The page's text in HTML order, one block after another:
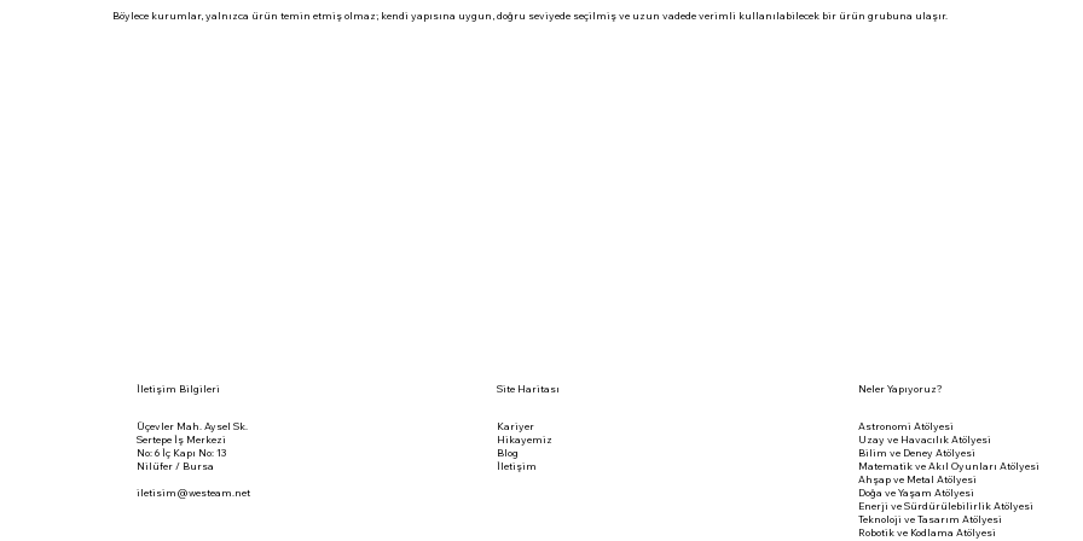
Böylece kurumlar, yalnızca ürün temin etmiş olmaz; kendi yapısına uygun, doğru seviyede seçilmiş ve uzun vadede verimli kullanılabilecek bir ürün grubuna ulaşır.
İletişim Bilgileri
Üçevler Mah. Aysel Sk.
Sertepe İş Merkezi
No: 6 İç Kapı No: 13
Nilüfer / Bursa
iletisim@westeam.net
Site Haritası
Kariyer
Hikayemiz
Blog
İletişim
Neler Yapıyoruz?
Astronomi Atölyesi
Uzay ve Havacılık Atölyesi
Bilim ve Deney Atölyesi
Matematik ve Akıl Oyunları Atölyesi
Ahşap ve Metal Atölyesi
Doğa ve Yaşam Atölyesi
Enerji ve Sürdürülebilirlik Atölyesi
Teknoloji ve Tasarım Atölyesi
Robotik ve Kodlama Atölyesi